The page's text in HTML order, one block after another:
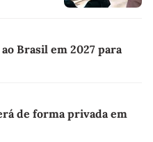
Brasil em 2027 para
de forma privada em